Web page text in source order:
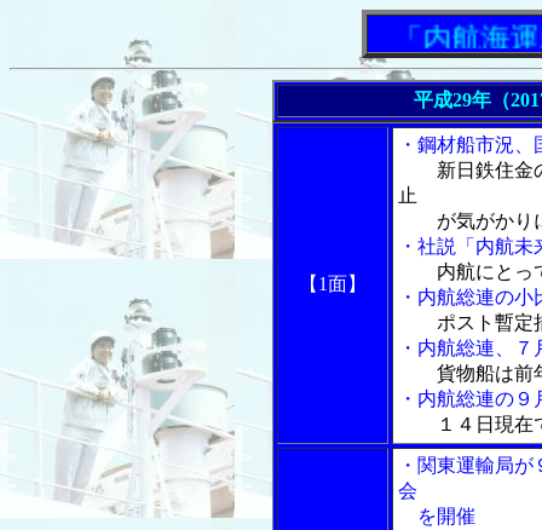
「内航海運新聞
平成29年（
【1面】
・鋼材船市況
新日鉄住金
止
が気がかり
・社説「内航
内航にとっ
・内航総連の
ポスト暫定
・内航総連、
貨物船は前
・内航総連の
１４日現
・関東運輸局
会
を開催